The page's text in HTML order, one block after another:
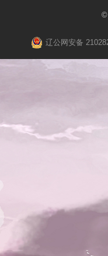
©
辽公网安备